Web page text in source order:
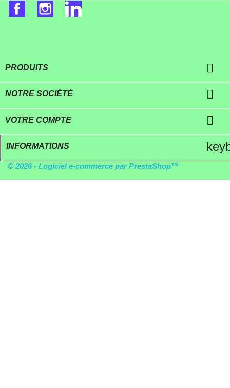
FacebookInstagram
PRODUITS 
NOTRE SOCIÉTÉ 
VOTRE COMPTE 
INFORMATIONS
© 2026 - Logiciel e-commerce par PrestaShop™